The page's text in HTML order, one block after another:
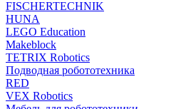
FISCHERTECHNIK
HUNA
LEGO Education
Makeblock
TETRIX Robotics
Подводная робототехника
RED
VEX Robotics